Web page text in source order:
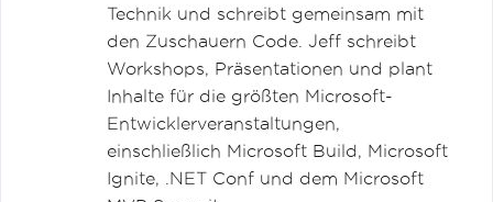
Technik und schreibt gemeinsam mit
den Zuschauern Code. Jeff schreibt
Workshops, Präsentationen und plant
Inhalte für die größten Microsoft-
Entwicklerveranstaltungen,
einschließlich Microsoft Build, Microsoft
Ignite, .NET Conf und dem Microsoft